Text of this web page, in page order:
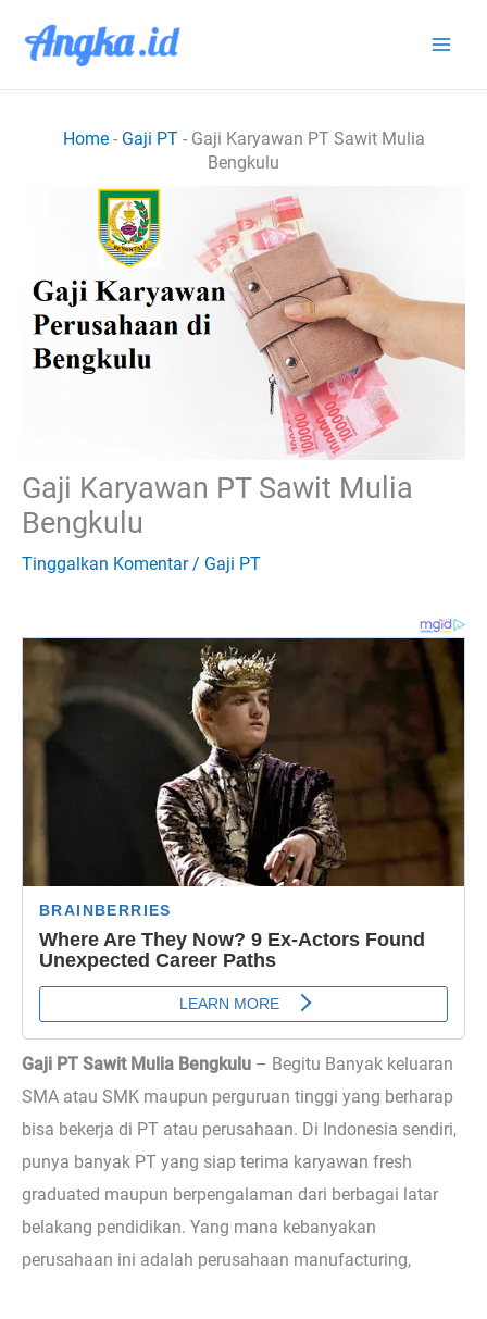
Home- Gaji PT- Gaji Karyawan PT Sawit Mulia
Bengkulu
Gaji Karyawan PT Sawit Mulia
Bengkulu
Tinggalkan Komentar / Gaji PT
Gaji PT Sawit Mulia Bengkulu – Begitu Banyak keluaran
SMA atau SMK maupun perguruan tinggi yang berharap
bisa bekerja di PT atau perusahaan. Di Indonesia sendiri,
punya banyak PT yang siap terima karyawan fresh
graduated maupun berpengalaman dari berbagai latar
belakang pendidikan. Yang mana kebanyakan
perusahaan ini adalah perusahaan manufacturing,